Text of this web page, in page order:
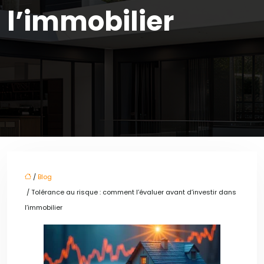
l’immobilier
/Blog
/ Tolérance au risque : comment l’évaluer avant d’investir dans
l’immobilier